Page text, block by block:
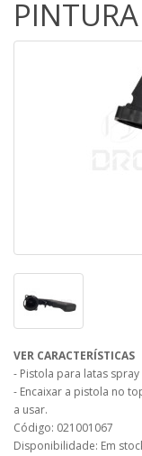
VER CARACTERÍSTICAS
- Pistola para latas
- Encaixar a pistola no
a usar.
Código: 021001067
Disponibilidade: Em